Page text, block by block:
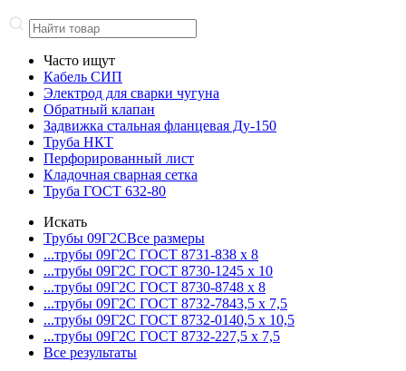
Часто ищут
Кабель СИП
Электрод для сварки чугуна
Обратный клапан
Задвижка стальная фланцевая Ду-150
Труба НКТ
Перфорированный лист
Кладочная сварная сетка
Труба ГОСТ 632-80
Искать
Трубы 09Г2СВсе размеры
...трубы 09Г2С ГОСТ 8731-838 x 8
...трубы 09Г2С ГОСТ 8730-1245 x 10
...трубы 09Г2С ГОСТ 8730-8748 x 8
...трубы 09Г2С ГОСТ 8732-7843,5 x 7,5
...трубы 09Г2С ГОСТ 8732-0140,5 x 10,5
...трубы 09Г2С ГОСТ 8732-227,5 x 7,5
Все результаты